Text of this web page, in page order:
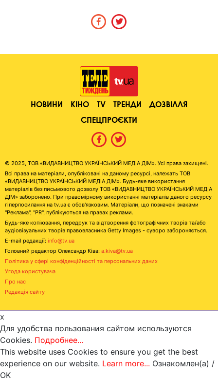
НОВИНИ КІНО TV ТРЕНДИ
ДОЗВІЛЛЯ
СПЕЦПРОЄКТИ
© 2025, ТОВ «ВИДАВНИЦТВО УКРАЇНСЬКИЙ МЕДІА ДІМ». Усі права захищені.
Всі права на матеріали, опубліковані на даному ресурсі, належать ТОВ
«ВИДАВНИЦТВО УКРАЇНСЬКИЙ МЕДІА ДІМ». Будь-яке використання
матеріалів без письмового дозволу ТОВ «ВИДАВНИЦТВО УКРАЇНСЬКИЙ МЕДІА
ДІМ» заборонено. При правомірному використанні матеріалів даного ресурсу
гіперпосилання на tv.ua є обов'язковим. Матеріали, що позначені знаками
"Реклама", "PR", публікуються на правах реклами.
Будь-яке копіювання, передрук та відтворення фотографічних творів та/або
аудіовізуальних творів правовласника Getty Images - суворо забороняється.
E-mail редакції: info@tv.ua
Головний редактор Олександр Ківа: a.kiva@tv.ua
Політика у сфері конфіденційності та персональних даних
Угода користувача
Про нас
Редакція сайту
x
Для удобства пользования сайтом используются
Cookies. Подробнее...
This website uses Cookies to ensure you get the best
experience on our website. Learn more... Ознакомлен(а) /
OK